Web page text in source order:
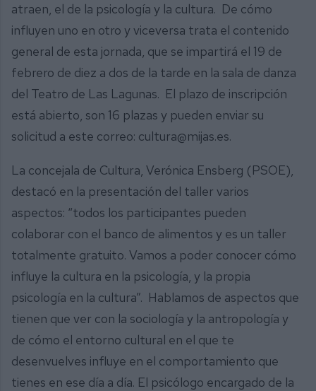
atraen, el de la psicología y la cultura. De cómo
influyen uno en otro y viceversa trata el contenido
general de esta jornada, que se impartirá el 19 de
febrero de diez a dos de la tarde en la sala de danza
del Teatro de Las Lagunas. El plazo de inscripción
está abierto, son 16 plazas y pueden enviar su
solicitud a este correo: cultura@mijas.es.
La concejala de Cultura, Verónica Ensberg (PSOE),
destacó en la presentación del taller varios
aspectos: “todos los participantes pueden
colaborar con el banco de alimentos y es un taller
totalmente gratuito. Vamos a poder conocer cómo
influye la cultura en la psicología, y la propia
psicología en la cultura”. Hablamos de aspectos que
tienen que ver con la sociología y la antropología y
de cómo el entorno cultural en el que te
desenvuelves influye en el comportamiento que
tienes en ese día a día. El psicólogo encargado de la